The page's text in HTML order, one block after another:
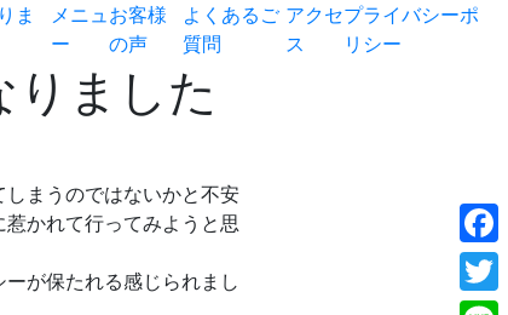
ま
メニュ
ー
お客様
の声
よくあるご
質問
アクセ
ス
プライバシーポ
リシー
ました
まうのではないかと不安
かれて行ってみようと思
が保たれる感じられまし